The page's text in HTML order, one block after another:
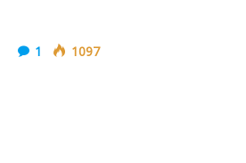
1 1097